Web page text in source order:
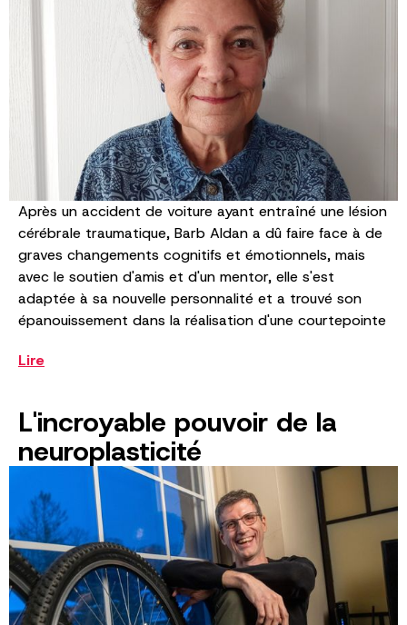
Après un accident de voiture ayant entraîné une lésion
cérébrale traumatique, Barb Aldan a dû faire face à de
graves changements cognitifs et émotionnels, mais
avec le soutien d'amis et d'un mentor, elle s'est
adaptée à sa nouvelle personnalité et a trouvé son
épanouissement dans la réalisation d'une courtepointe
Lire
L'incroyable pouvoir de la
neuroplasticité